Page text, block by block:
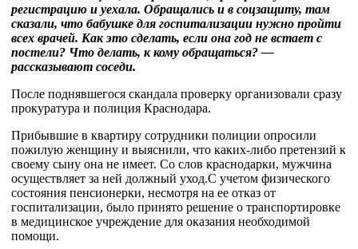
регистрацию и уехала. Обращались и в соцзащиту, там
сказали, что бабушке для госпитализации нужно пройти
всех врачей. Как это сделать, если она год не встает с
постели? Что делать, к кому обращаться? —
рассказывают соседи.
После поднявшегося скандала проверку организовали сразу
прокуратура и полиция Краснодара.
Прибывшие в квартиру сотрудники полиции опросили
пожилую женщину и выяснили, что каких-либо претензий к
своему сыну она не имеет. Со слов краснодарки, мужчина
осуществляет за ней должный уход.С учетом физического
состояния пенсионерки, несмотря на ее отказ от
госпитализации, было принято решение о транспортировке
в медицинское учреждение для оказания необходимой
помощи.